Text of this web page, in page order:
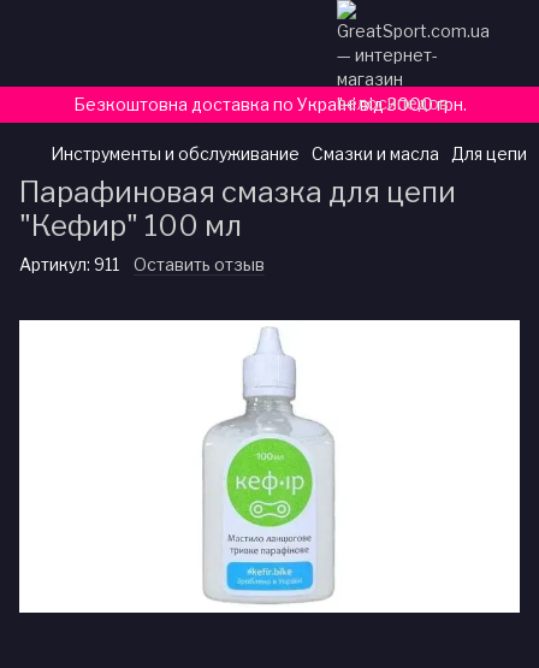
Безкоштовна доставка по Україні від 3000 грн.
Инструменты и обслуживание Смазки и масла Для цепи
Парафиновая смазка для цепи
"Кефир" 100 мл
Артикул: 911 Оставить отзыв